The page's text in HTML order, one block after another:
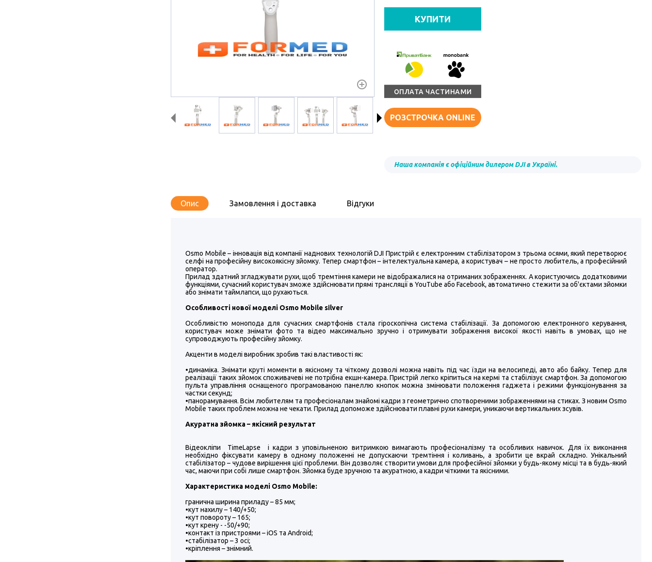
КУПИТИ
ОПЛАТА ЧАСТИНАМИ
РОЗСТРОЧКА ONLINE
Наша компанія є офіційним дилером DJI в Україні.
Опис Замовлення і доставка Відгуки
Osmo Mobile – інновація від компанії наднових технологій DJI Пристрій є електронним стабілізатором з трьома осями, який перетворює
селфі на професійну високоякісну зйомку. Тепер смартфон – інтелектуальна камера, а користувач – не просто любитель, а професійний
оператор.
Прилад здатний згладжувати рухи, щоб тремтіння камери не відображалися на отриманих зображеннях. А користуючись додатковими
функціями, сучасний користувач зможе здійснювати прямі трансляції в YouTube або Facebook, автоматично стежити за об'єктами зйомки
або знімати таймлапси, що рухаються.
Особливості нової моделі Osmo Mobile silver
Особливістю монопода для сучасних смартфонів стала гіроскопічна система стабілізації. За допомогою електронного керування,
користувач може знімати фото та відео максимально зручно і отримувати зображення високої якості навіть в умовах, що не
супроводжують професійну зйомку.
Акценти в моделі виробник зробив такі властивості як:
•динаміка. Знімати круті моменти в якісному та чіткому дозволі можна навіть під час їзди на велосипеді, авто або байку. Тепер для
реалізації таких зйомок споживачеві не потрібна екшн-камера. Пристрій легко кріпиться на кермі та стабілізує смартфон. За допомогою
пульта управління оснащеного програмованою панеллю кнопок можна змінювати положення гаджета і режими функціонування за
частки секунд;
•панорамування. Всім любителям та професіоналам знайомі кадри з геометрично спотвореними зображеннями на стиках. З новим Osmo
Mobile таких проблем можна не чекати. Прилад допоможе здійснювати плавні рухи камери, уникаючи вертикальних зсувів.
Акуратна зйомка – якісний результат
Відеокліпи TimeLapse і кадри з уповільненою витримкою вимагають професіоналізму та особливих навичок. Для їх виконання
необхідно фіксувати камеру в одному положенні не допускаючи тремтіння і коливань, а зробити це вкрай складно. Унікальний
стабілізатор – чудове вирішення цієї проблеми. Він дозволяє створити умови для професійної зйомки у будь-якому місці та в будь-який
час, маючи при собі лише смартфон. Зйомка буде зручною та акуратною, а кадри чіткими та якісними.
Характеристика моделі Osmo Mobile:
гранична ширина приладу – 85 мм;
•кут нахилу – 140/+50;
•кут повороту – 165;
•кут крену - -50/+90;
•контакт із пристроями – iOS та Android;
•стабілізатор – 3 осі;
•кріплення – знімний.